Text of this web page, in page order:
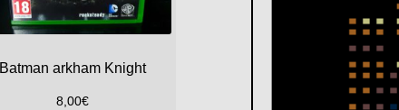
Batman arkham Knight
8,00€